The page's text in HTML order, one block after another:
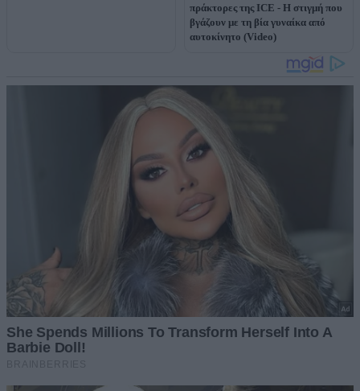
πράκτορες της ICE - Η στιγμή που
βγάζουν με τη βία γυναίκα από
αυτοκίνητο (Video)